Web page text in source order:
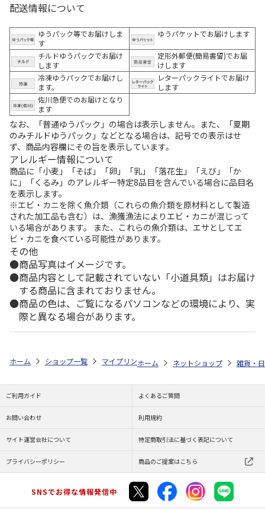
配送情報について
ゆうパック等でお届けしま
す
ゆうパケットでお届けします
チルドゆうパックでお届け
します
定形外郵便(簡易書留)でお届
けします
冷凍ゆうパックでお届けし
ます。
レターパックライトでお届け
します
佐川急便でのお届けとなり
ます
なお、「普通ゆうパック」の場合は表示しません。また、「夏期
のみチルドゆうパック」などとなる場合は、記号での表示はせ
ず、商品内容欄にその旨を表示しています。
アレルギー情報について
商品に「小麦」「そば」「卵」「乳」「落花生」「えび」「か
に」「くるみ」のアレルギー特定8品目を含んでいる場合に品目名
を表示します。
※エビ・カニを除く魚介類（これらの魚介類を原材料として製造
された加工品も含む）は、漁獲漁法によりエビ・カニが混じって
いる場合があります。 また、これらの魚介類は、エサとしてエ
ビ・カニを食べている可能性があります。
その他
商品写真はイメージです。
商品内容として記載されていない「小道具類」はお届け
する商品に含まれておりません。
商品の色は、ご覧になるパソコンなどの環境により、実
際と異なる場合があります。
ホーム ショップ一覧 マイプリント シルエットミラー【だれ猫
ホーム ネットショップ 雑貨・
ご利用ガイド よくあるご質問
お問い合わせ 利用規約
サイト運営会社について 特定商取引法に基づく表記について
プライバシーポリシー 商品のご提案はこちら
SNSでお得な情報発信中